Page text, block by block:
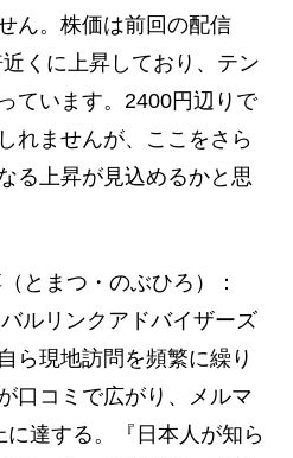
ん。株価は前回の配信
近くに上昇しており、テン
ています。2400円辺りで
れませんが、ここをさら
る上昇が見込めるかと思
とまつ・のぶひろ）：
ルリンクアドバイザーズ
ら現地訪問を頻繁に繰り
口コミで広がり、メルマ
達する。『日本人が知ら